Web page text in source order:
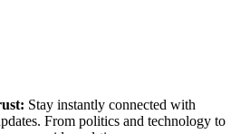
Stay instantly connected with
From politics and technology to